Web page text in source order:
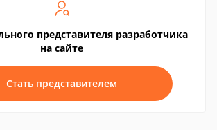
представителя разработчика
на сайте
Стать представителем